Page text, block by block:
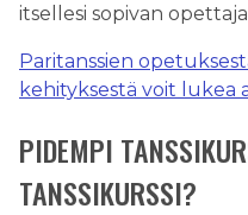
itsellesi sopivan
Paritanssien
kehityksestä voit lukea
PIDEMPI
TANSSIKURSSI?